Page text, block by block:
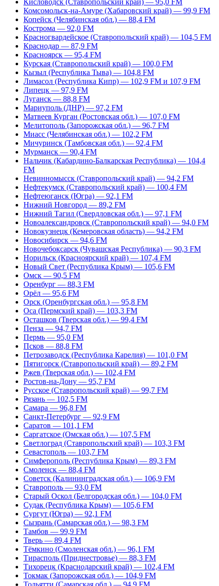
Кисловодск (Ставропольский край) — 95,0 FM
Комсомольск-на-Амуре (Хабаровский край) — 99,9 FM
Копейск (Челябинская обл.) — 88,4 FM
Кострома — 92,0 FM
Красногвардейское (Ставропольский край) — 104,5 FM
Краснодар — 87,9 FM
Красноярск — 95,4 FM
Курская (Ставропольский край) — 100,0 FM
Кызыл (Республика Тыва) — 104,8 FM
Лимасол (Республика Кипр) — 102,9 FM и 107,9 FM
Липецк — 97,9 FM
Луганск — 88,8 FM
Мариуполь (ДНР) — 97,2 FM
Матвеев Курган (Ростовская обл.) — 107,0 FM
Мелитополь (Запорожская обл.) — 96,7 FM
Миасс (Челябинская обл.) — 102,2 FM
Мичуринск (Тамбовская обл.) — 92,4 FM
Мурманск — 90,4 FM
Нальчик (Кабардино-Балкарская Республика) — 104,4
FM
Невинномысск (Ставропольский край) — 94,2 FM
Нефтекумск (Ставропольский край) — 100,4 FM
Нефтеюганск (Югра) — 92,1 FM
Нижний Новгород — 89,2 FM
Нижний Тагил (Свердловская обл.) — 97,1 FM
Новоалександровск (Ставропольский край) — 94,0 FM
Новокузнецк (Кемеровская область) — 94,2 FM
Новосибирск — 94,6 FM
Новочебоксарск (Чувашская Республика) — 90,3 FM
Норильск (Красноярский край) — 107,4 FM
Новый Свет (Республика Крым) — 105,6 FM
Омск — 90,5 FM
Оренбург — 88,3 FM
Орёл — 95,6 FM
Орск (Оренбургская обл.) — 95,8 FM
Оса (Пермский край) — 103,3 FM
Осташков (Тверская обл.) — 99,4 FM
Пенза — 94,7 FM
Пермь — 95,0 FM
Псков — 88,8 FM
Петрозаводск (Республика Карелия) — 101,0 FM
Пятигорск (Ставропольский край) — 89,2 FM
Ржев (Тверская обл.) — 102,4 FM
Ростов-на-Дону — 95,7 FM
Русское (Ставропольский край) — 99,7 FM
Рязань — 102,5 FM
Самара — 96,8 FM
Санкт-Петербург — 92,9 FM
Саратов — 101,1 FM
Саргатское (Омская обл.) — 107,5 FM
Светлоград (Ставропольский край) — 103,3 FM
Севастополь — 103,7 FM
Симферополь (Республика Крым) — 89,3 FM
Смоленск — 88,4 FM
Советск (Калининградская обл.) — 106,9 FM
Ставрополь — 93,0 FM
Старый Оскол (Белгородская обл.) — 104,0 FM
Судак (Республика Крым) — 105,6 FM
Сургут (Югра) — 92,1 FM
Сызрань (Самарская обл.) — 98,3 FM
Тамбов — 99,9 FM
Тверь — 89,4 FM
Тёмкино (Смоленская обл.) — 96,1 FM
Тирасполь (Приднестровье) — 88,3 FM
Тихорецк (Краснодарский край) — 102,4 FM
Токмак (Запорожская обл.) — 104,9 FM
Тольятти (Самарская обл.) — 94,9 FM